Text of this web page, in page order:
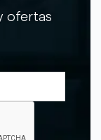
ofertas